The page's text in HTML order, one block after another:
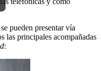
pueden presentar vía
las principales acompañadas
: